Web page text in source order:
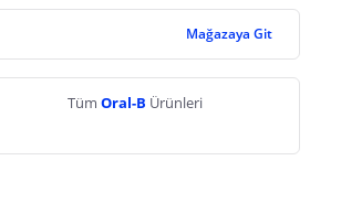
Mağazaya Git
Tüm Oral-B Ürünleri